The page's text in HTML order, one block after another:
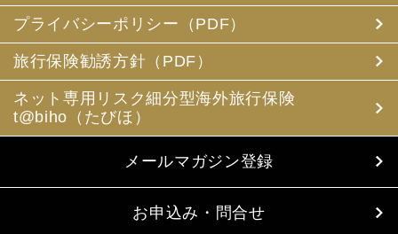
プライバシーポリシー（PDF）
旅行保険勧誘方針（PDF）
ネット専用リスク細分型海外旅行保険
t@biho（たびほ）
メールマガジン登録
お申込み・問合せ